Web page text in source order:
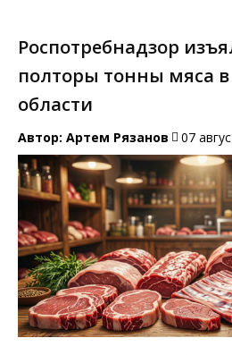
Роспотребнадзор
полторы тонны мяса
области
Автор: Артем Рязанов 07